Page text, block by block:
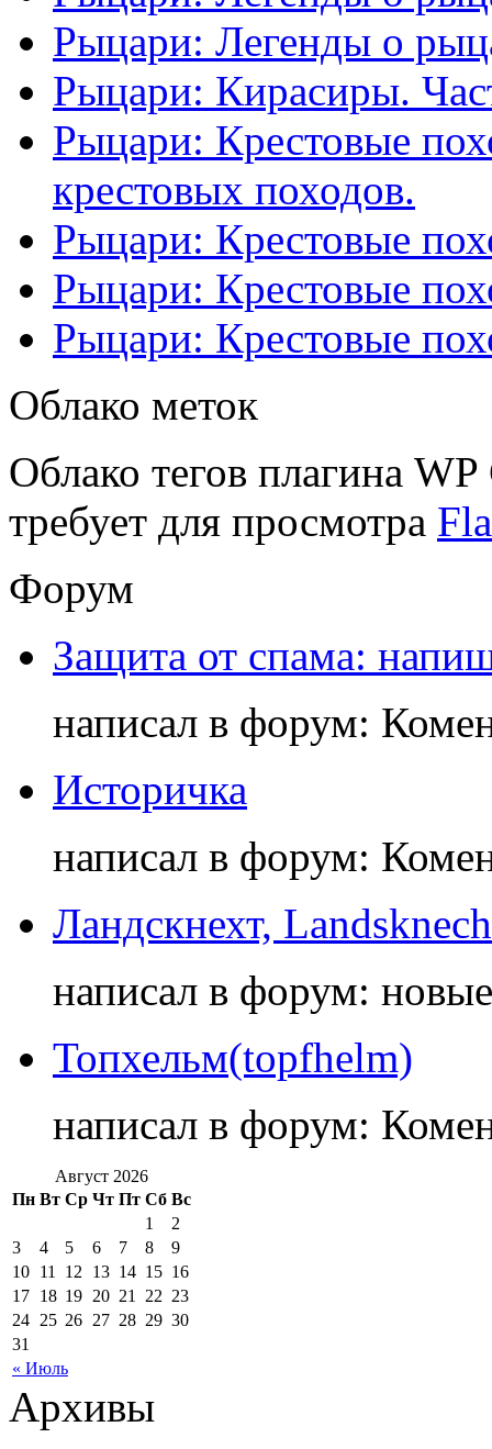
Рыцари: Легенды о
Рыцари: Кирасиры.
Рыцари: Крестовые
крестовых походов.
Рыцари: Крестовые
Рыцари: Крестовые
Рыцари: Крестовые
Облако меток
Облако тегов плагина
требует для просмотра
Форум
Защита от спама:
написал в форум:
Историчка
написал в форум:
Ландскнехт,
написал в форум:
Топхельм(topfhelm)
написал в форум:
Август 2026
Пн Вт Ср Чт Пт Сб Вс
« Июль
1
2
3
4 5 6 7 8
9
10 11 12 13 14 15 16
17 18 19 20 21 22 23
24 25 26 27 28 29 30
31
Архивы